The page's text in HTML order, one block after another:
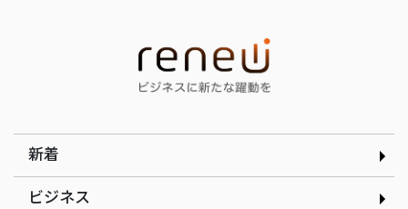
選んだのは就活ではなく学
生起業家の道｜合同会社ド
ルフィン 木下銀次郎さん
顧客の「なぜ」をテクノロ
ジーで可視化する｜
curioph株式会社玉木穣太
新着
ビジネス